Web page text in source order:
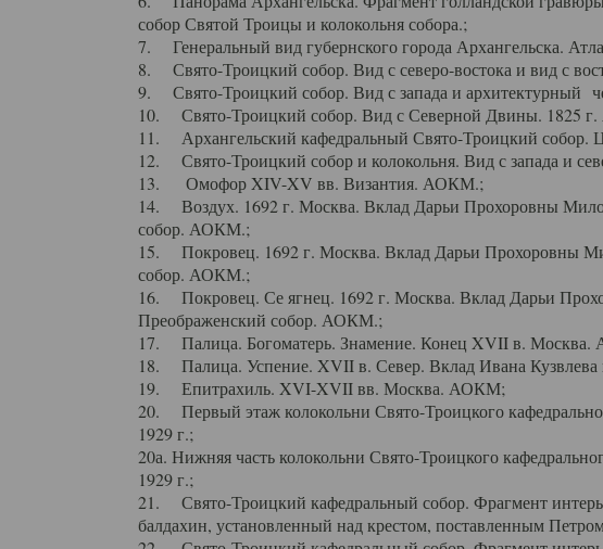
собор Святой Троицы и колокольня собора.;
7. Генеральный вид губернского города Архангельска.
8. Свято-Троицкий собор. Вид с северо-востока и вид с
9. Свято-Троицкий собор. Вид с запада и архитектурный
10. Свято-Троицкий собор. Вид с Северной Двины. 1825 г.
11. Архангельский кафедральный Свято-Троицкий собор.
12. Свято-Троицкий собор и колокольня. Вид с запада и
13. Омофор XIV-XV вв. Византия. АОКМ.;
14. Воздух. 1692 г. Москва. Вклад Дарьи Прохоровны
собор. АОКМ.;
15. Покровец. 1692 г. Москва. Вклад Дарьи Прохоровны
собор. АОКМ.;
16. Покровец. Се ягнец. 1692 г. Москва. Вклад Дарьи
Преображенский собор. АОКМ.;
17. Палица. Богоматерь. Знамение. Конец XVII в.
18. Палица. Успение. XVII в. Север. Вклад Ивана Кузвлева
19. Епитрахиль. XVI-XVII вв. Москва. АОКМ;
20. Первый этаж колокольни Свято-Троицкого
1929 г.;
20а. Нижняя часть колокольни Свято-Троицкого
1929 г.;
21. Свято-Троицкий кафедральный собор. Фрагмент
балдахин, установленный над крестом, поставленным